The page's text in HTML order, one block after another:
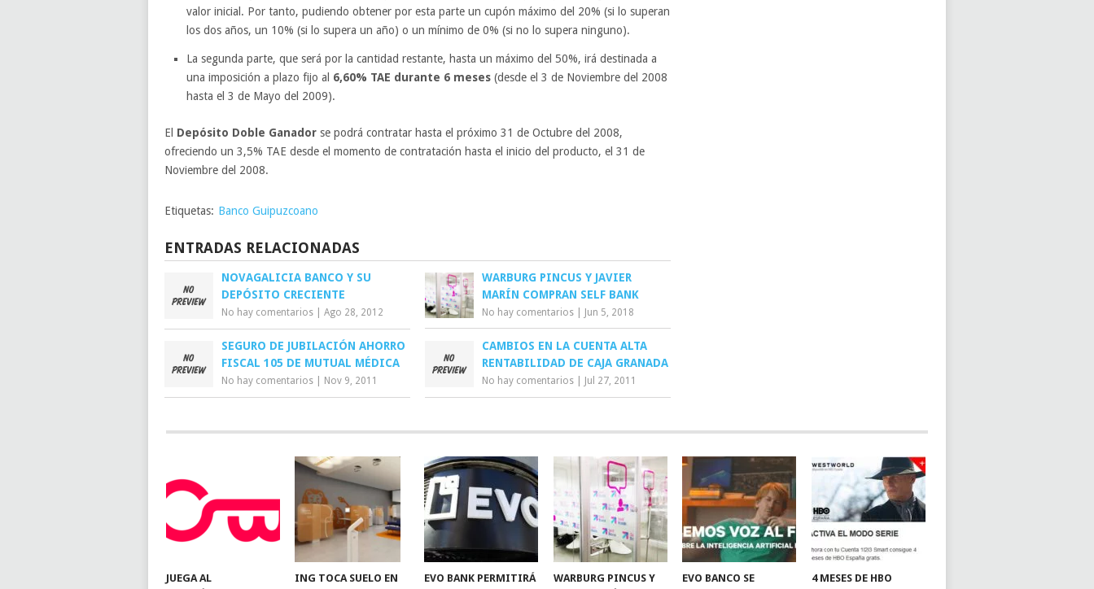
valor inicial. Por tanto, pudiendo obtener por esta parte un cupón máximo del 20% (si lo superan
los dos años, un 10% (si lo supera un año) o un mínimo de 0% (si no lo supera ninguno).
La segunda parte, que será por la cantidad restante, hasta un máximo del 50%, irá destinada a
una imposición a plazo fijo al 6,60% TAE durante 6 meses(desde el 3 de Noviembre del 2008
hasta el 3 de Mayo del 2009).
El Depósito Doble Ganador se podrá contratar hasta el próximo 31 de Octubre del 2008,
ofreciendo un 3,5% TAE desde el momento de contratación hasta el inicio del producto, el 31 de
Noviembre del 2008.
Etiquetas: Banco Guipuzcoano
ENTRADAS RELACIONADAS
NOVAGALICIA BANCO Y SU
DEPÓSITO CRECIENTE
No hay comentarios Ago 28, 2012
WARBURG PINCUS Y JAVIER
MARÍN COMPRAN SELF BANK
No hay comentarios Jun 5, 2018
SEGURO DE JUBILACIÓN AHORRO
FISCAL 105 DE MUTUAL MÉDICA
No hay comentarios Nov 9, 2011
CAMBIOS EN LA CUENTA ALTA
RENTABILIDAD DE CAJA GRANADA
No hay comentarios Jul 27, 2011
JUEGA AL
ING TOCA SUELO EN
EVO BANK PERMITIRÁ
WARBURG PINCUS Y
EVO BANCO SE
4 MESES DE HBO